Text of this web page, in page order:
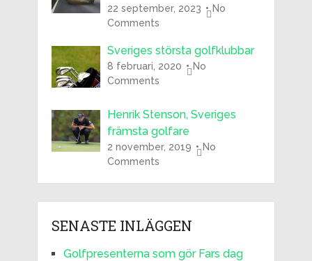
22 september, 2023
No
Comments
Sveriges största golfklubbar
8 februari, 2020
No
Comments
Henrik Stenson, Sveriges
främsta golfare
2 november, 2019
No
Comments
SENASTE INLÄGGEN
Golfpresenterna som gör Fars dag